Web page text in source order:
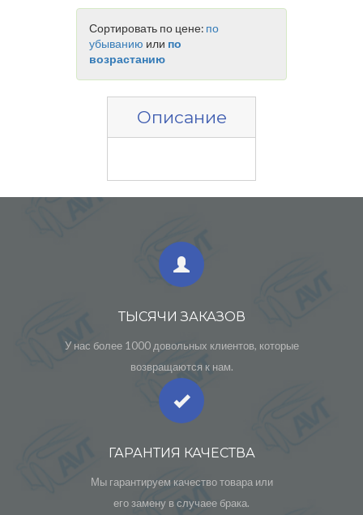
Сортировать по цене: по
убыванию или по
возрастанию
Описание
ТЫСЯЧИ ЗАКАЗОВ
У нас более 1000 довольных клиентов, которые
возвращаются к нам.
ГАРАНТИЯ КАЧЕСТВА
Мы гарантируем качество товара или
его замену в случаее брака.